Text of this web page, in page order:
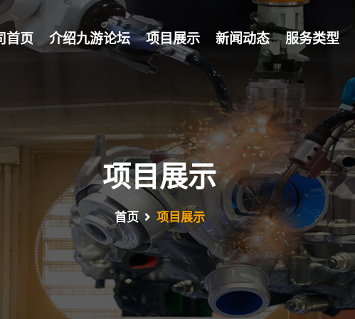
首页 介绍九游论坛 项目展示 新闻动态 服务类型
项目展示
首页 项目展示